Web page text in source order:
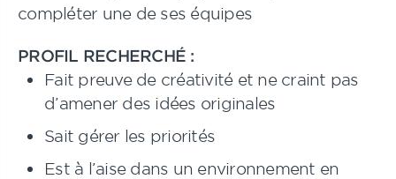
compléter une de ses équipes
PROFIL RECHERCHÉ :
Fait preuve de créativité et ne craint pas
d’amener des idées originales
Sait gérer les priorités
Est à l’aise dans un environnement en